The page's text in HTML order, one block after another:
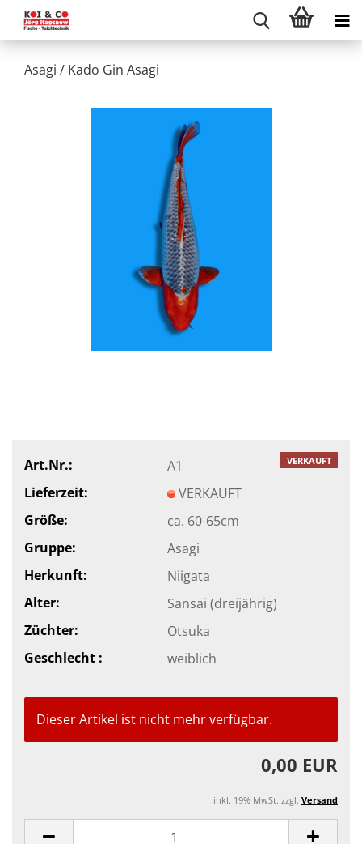
Asagi / Kado Gin Asagi
VERKAUFT
Art.Nr.:
A1
Lieferzeit:
VERKAUFT
Größe:
ca. 60-65cm
Gruppe:
Asagi
Herkunft:
Niigata
Alter:
Sansai (dreijährig)
Züchter:
Otsuka
Geschlecht :
weiblich
Dieser Artikel ist nicht mehr verfügbar.
0,00 EUR
inkl. 19% MwSt. zzgl. Versand